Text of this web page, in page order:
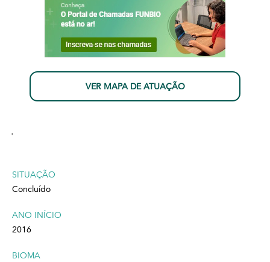
VER MAPA DE ATUAÇÃO
'
SITUAÇÃO
Concluído
ANO INÍCIO
2016
BIOMA